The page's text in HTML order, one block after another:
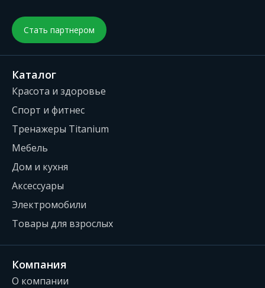
Стать партнером
Каталог
Красота и здоровье
Спорт и фитнес
Тренажеры Titanium
Мебель
Дом и кухня
Аксессуары
Электромобили
Товары для взрослых
Компания
О компании